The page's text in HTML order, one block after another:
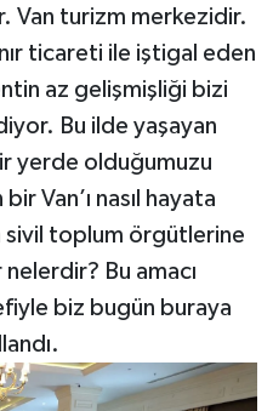
Van turizm merkezidir.
ticareti ile iştigal eden
az gelişmişliği bizi
Bu ilde yaşayan
yerde olduğumuzu
Van’ı nasıl hayata
sivil toplum örgütlerine
Bu amacı
biz bugün buraya